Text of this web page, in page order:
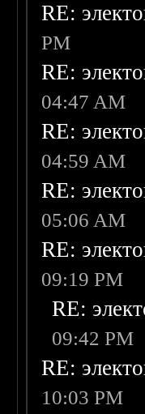
RE:
PM
RE:
04:47 AM
RE:
04:59 AM
RE:
05:06 AM
RE:
09:19 PM
RE:
09:42 PM
RE:
10:03 PM